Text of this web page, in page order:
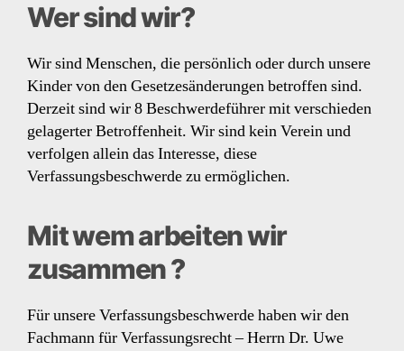
Wer sind wir?
Wir sind Menschen, die persönlich oder durch unsere
Kinder von den Gesetzesänderungen betroffen sind.
Derzeit sind wir 8 Beschwerdeführer mit verschieden
gelagerter Betroffenheit. Wir sind kein Verein und
verfolgen allein das Interesse, diese
Verfassungsbeschwerde zu ermöglichen.
Mit wem arbeiten wir
zusammen ?
Für unsere Verfassungsbeschwerde haben wir den
Fachmann für Verfassungsrecht – Herrn Dr. Uwe